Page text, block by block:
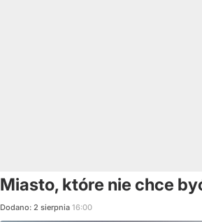
Miasto, które nie chce
Dodano: 2 sierpnia 16:00